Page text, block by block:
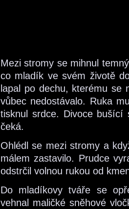
Mezi stromy se mihnul
co mladík ve svém životě
lapal po dechu, kterému se
vůbec nedostávalo. Ruka
tisknul srdce. Divoce
čeká.
Ohlédl se mezi stromy a
málem zastavilo. Prudce
odstrčil volnou rukou od
Do mladíkovy tváře se
vehnal maličké sněhové